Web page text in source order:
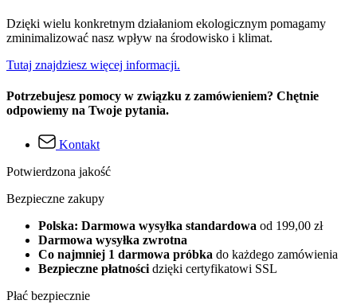
Dzięki wielu konkretnym działaniom ekologicznym pomagamy
zminimalizować nasz wpływ na środowisko i klimat.
Tutaj znajdziesz więcej informacji.
Potrzebujesz pomocy w związku z zamówieniem? Chętnie
odpowiemy na Twoje pytania.
Kontakt
Potwierdzona jakość
Bezpieczne zakupy
Polska: Darmowa wysyłka standardowa od 199,00 zł
Darmowa wysyłka zwrotna
Co najmniej 1 darmowa próbka do każdego zamówienia
Bezpieczne płatnościdzięki certyfikatowi SSL
Płać bezpiecznie